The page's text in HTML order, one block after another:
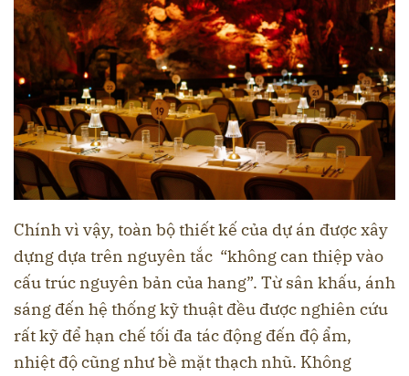
Chính vì vậy, toàn bộ thiết kế của dự án được xây
dựng dựa trên nguyên tắc “không can thiệp vào
cấu trúc nguyên bản của hang”. Từ sân khấu, ánh
sáng đến hệ thống kỹ thuật đều được nghiên cứu
rất kỹ để hạn chế tối đa tác động đến độ ẩm,
nhiệt độ cũng như bề mặt thạch nhũ. Không